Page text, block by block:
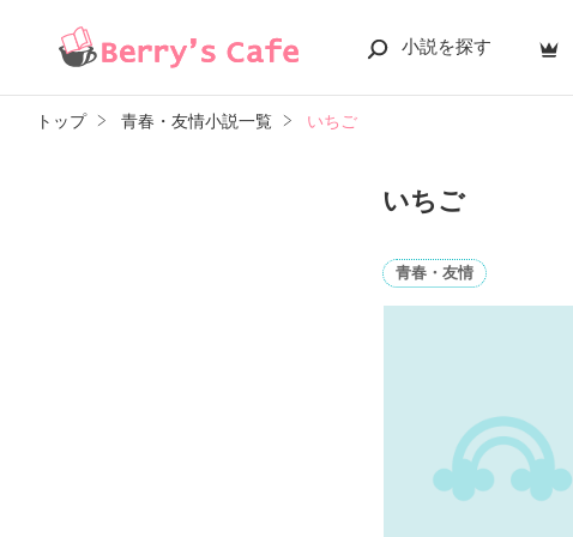
小説を探す
トップ 青春・友情小説一覧 いちご
いちご
青春・友情